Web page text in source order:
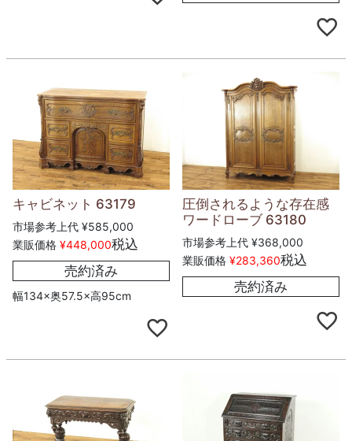
キャビネット 63179
市場参考上代 ¥585,000
業販価格 ¥448,000税込
売約済み
幅134×奥57.5×高95cm
圧倒されるような存在感
ワードローブ 63180
市場参考上代 ¥368,000
業販価格 ¥283,360税込
売約済み